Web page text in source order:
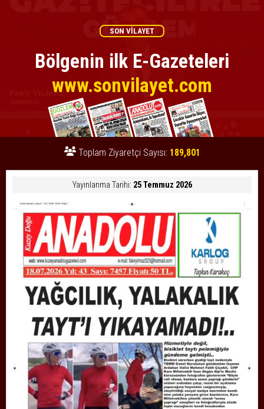
SON VİLAYET
Bölgenin ilk E-Gazeteleri
www.sonvilayet.com
Toplam Ziyaretçi Sayısı: 189,801
Yayınlanma Tarihi: 25 Temmuz 2026